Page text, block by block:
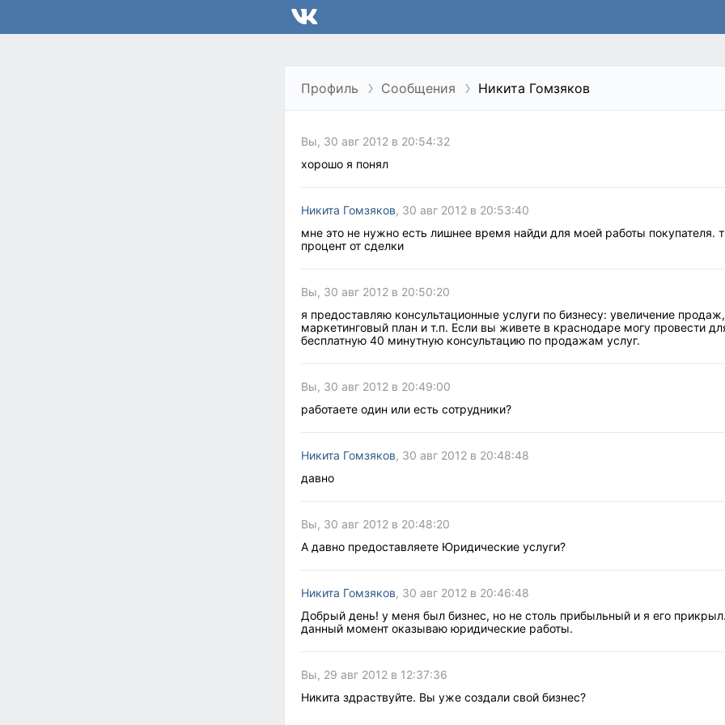
Профиль Сообщения Никита Гомзяков
Вы, 30 авг 2012 в 20:54:32
хорошо я понял
Никита Гомзяков, 30 авг 2012 в 20:53:40
мне это не нужно есть лишнее время найди для моей работы покупателя.
процент от сделки
Вы, 30 авг 2012 в 20:50:20
я предоставляю консультационные услуги по бизнесу: увеличение продаж,
маркетинговый план и т.п. Если вы живете в краснодаре могу провести
бесплатную 40 минутную консультацию по продажам услуг.
Вы, 30 авг 2012 в 20:49:00
работаете один или есть сотрудники?
Никита Гомзяков, 30 авг 2012 в 20:48:48
давно
Вы, 30 авг 2012 в 20:48:20
А давно предоставляете Юридические услуги?
Никита Гомзяков, 30 авг 2012 в 20:46:48
Добрый день! у меня был бизнес, но не столь прибыльный и я его
данный момент оказываю юридические работы.
Вы, 29 авг 2012 в 12:37:36
Никита здраствуйте. Вы уже создали свой бизнес?